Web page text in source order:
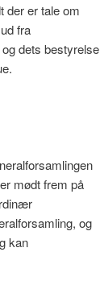
der er tale om
fra
dets bestyrelse
mødt frem på
og
kan